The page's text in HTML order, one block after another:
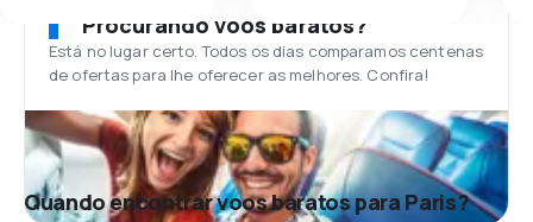
Procurando voos baratos?
Está no lugar certo. Todos os dias comparamos centenas
de ofertas para lhe oferecer as melhores. Confira!
Quando encontrar voos baratos para Paris?